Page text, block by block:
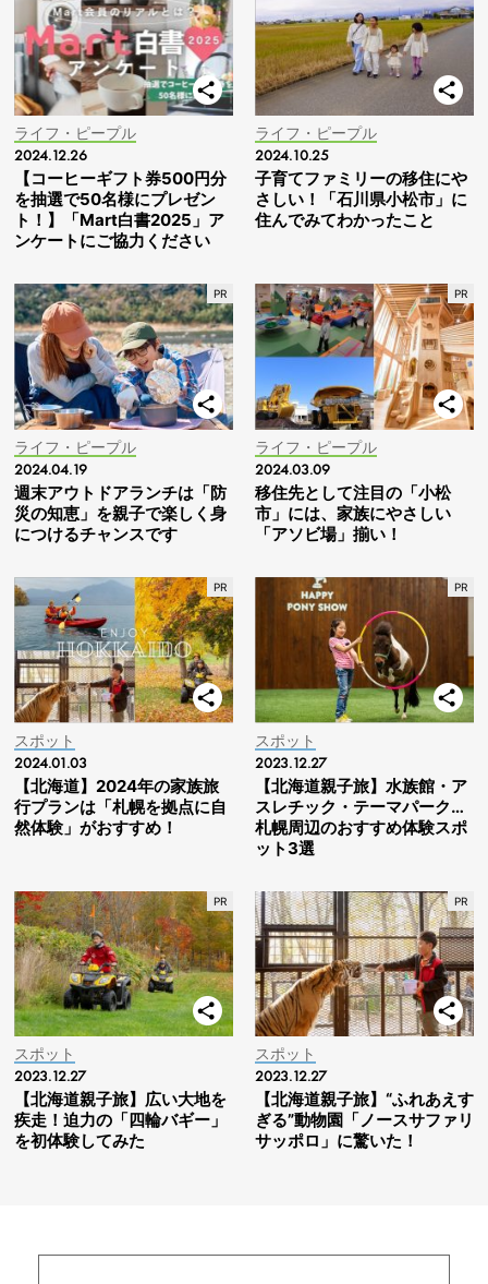
ライフ・ピープル
2024.12.26
【コーヒーギフト券500円分
を抽選で50名様にプレゼン
ト！】「Mart白書2025」ア
ンケートにご協力ください
ライフ・ピープル
2024.10.25
子育てファミリーの移住にや
さしい！「石川県小松市」に
住んでみてわかったこと
ライフ・ピープル
2024.04.19
週末アウトドアランチは「防
災の知恵」を親子で楽しく身
につけるチャンスです
ライフ・ピープル
2024.03.09
移住先として注目の「小松
市」には、家族にやさしい
「アソビ場」揃い！
スポット
2024.01.03
【北海道】2024年の家族旅
行プランは「札幌を拠点に自
然体験」がおすすめ！
スポット
2023.12.27
【北海道親子旅】水族館・ア
スレチック・テーマパーク…
札幌周辺のおすすめ体験スポ
ット3選
スポット
2023.12.27
【北海道親子旅】広い大地を
疾走！迫力の「四輪バギー」
を初体験してみた
スポット
2023.12.27
【北海道親子旅】“ふれあえす
ぎる”動物園「ノースサファリ
サッポロ」に驚いた！